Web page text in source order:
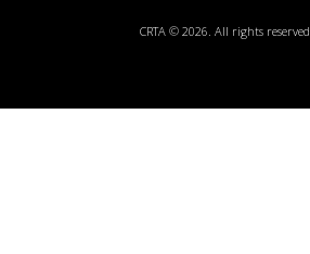
CRTA © 2026. All rights reserved.